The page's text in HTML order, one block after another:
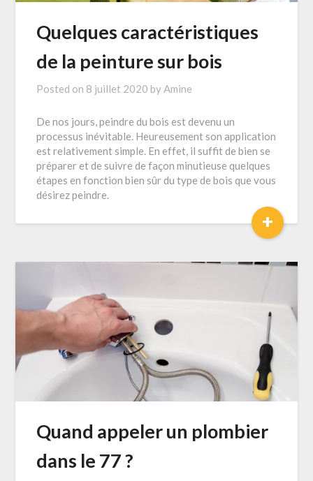
Quelques caractéristiques
de la peinture sur bois
Posted on 8 juillet 2020 byAmine
De nos jours, peindre du bois est devenu un
processus inévitable. Heureusement son application
est relativement simple. En effet, il suffit de bien se
préparer et de suivre de façon minutieuse quelques
étapes en fonction bien sûr du type de bois que vous
désirez peindre.
+
Quand appeler un plombier
dans le 77 ?